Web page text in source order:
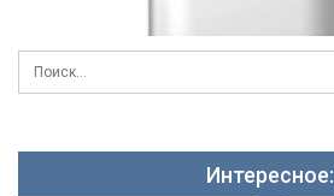
Интересное: